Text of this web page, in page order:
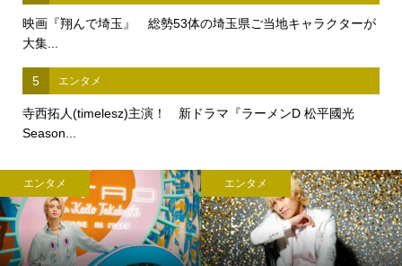
映画『翔んで埼玉』 総勢53体の埼玉県ご当地キャラクターが
大集...
5 エンタメ
寺西拓人(timelesz)主演！ 新ドラマ『ラーメンD 松平國光
Season...
エンタメ エンタメ